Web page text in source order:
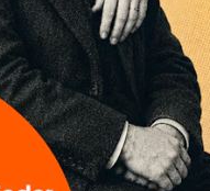
Sie
über den privaten
bei den
auf: Ändert bitte
Sie uns die Sektoren,